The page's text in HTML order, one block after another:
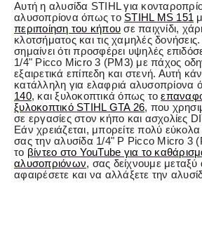
Αυτή η αλυσίδα STIHL για
αλυσοπρίονα όπως το STIHL MS 151
περιποίηση του κήπου σε παιχνίδι,
κλοτσήματος και τις χαμηλές
σημαίνει ότι προσφέρει υψηλές
1/4" Picco Micro 3 (PM3) με πάχος
εξαιρετικά επίπεδη και στενή. Αυτή
κατάλληλη για ελαφριά αλυσοπρίονα
140, και ξυλοκοπτικά όπως το
ξυλοκοπτικό STIHL GTA 26, που
σε εργασίες στον κήπο και ασχολίες
Εάν χρειάζεται, μπορείτε πολύ
σας την αλυσίδα 1/4" P Picco Micro 3
το βίντεο στο YouTube για το
αλυσοπριόνων, σας δείχνουμε
αφαιρέσετε και να αλλάξετε την